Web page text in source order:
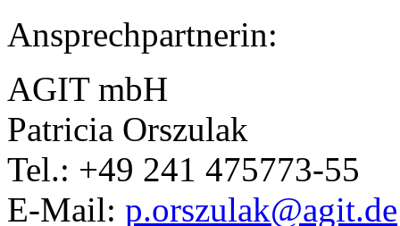
Ansprechpartnerin:
AGIT mbH
Patricia Orszulak
Tel.: +49 241 475773-55
E-Mail: p.orszulak@agit.de